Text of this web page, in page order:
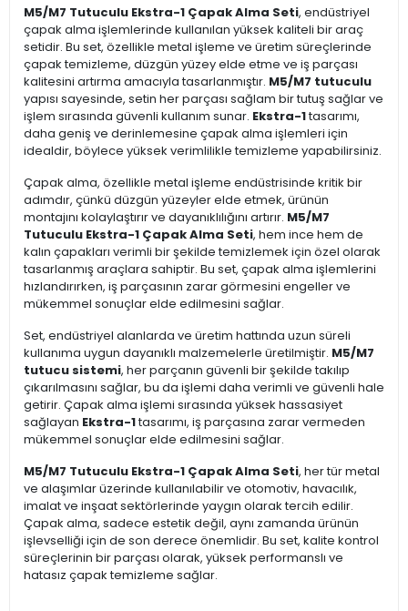
M5/M7 Tutuculu Ekstra-1 Çapak Alma Seti, endüstriyel
çapak alma işlemlerinde kullanılan yüksek kaliteli bir araç
setidir. Bu set, özellikle metal işleme ve üretim süreçlerinde
çapak temizleme, düzgün yüzey elde etme ve iş parçası
kalitesini artırma amacıyla tasarlanmıştır. M5/M7 tutuculu
yapısı sayesinde, setin her parçası sağlam bir tutuş sağlar ve
işlem sırasında güvenli kullanım sunar. Ekstra-1tasarımı,
daha geniş ve derinlemesine çapak alma işlemleri için
idealdir, böylece yüksek verimlilikle temizleme yapabilirsiniz.
Çapak alma, özellikle metal işleme endüstrisinde kritik bir
adımdır, çünkü düzgün yüzeyler elde etmek, ürünün
montajını kolaylaştırır ve dayanıklılığını artırır. M5/M7
Tutuculu Ekstra-1 Çapak Alma Seti, hem ince hem de
kalın çapakları verimli bir şekilde temizlemek için özel olarak
tasarlanmış araçlara sahiptir. Bu set, çapak alma işlemlerini
hızlandırırken, iş parçasının zarar görmesini engeller ve
mükemmel sonuçlar elde edilmesini sağlar.
Set, endüstriyel alanlarda ve üretim hattında uzun süreli
kullanıma uygun dayanıklı malzemelerle üretilmiştir. M5/M7
tutucu sistemi, her parçanın güvenli bir şekilde takılıp
çıkarılmasını sağlar, bu da işlemi daha verimli ve güvenli hale
getirir. Çapak alma işlemi sırasında yüksek hassasiyet
sağlayan Ekstra-1tasarımı, iş parçasına zarar vermeden
mükemmel sonuçlar elde edilmesini sağlar.
M5/M7 Tutuculu Ekstra-1 Çapak Alma Seti, her tür metal
ve alaşımlar üzerinde kullanılabilir ve otomotiv, havacılık,
imalat ve inşaat sektörlerinde yaygın olarak tercih edilir.
Çapak alma, sadece estetik değil, aynı zamanda ürünün
işlevselliği için de son derece önemlidir. Bu set, kalite kontrol
süreçlerinin bir parçası olarak, yüksek performanslı ve
hatasız çapak temizleme sağlar.